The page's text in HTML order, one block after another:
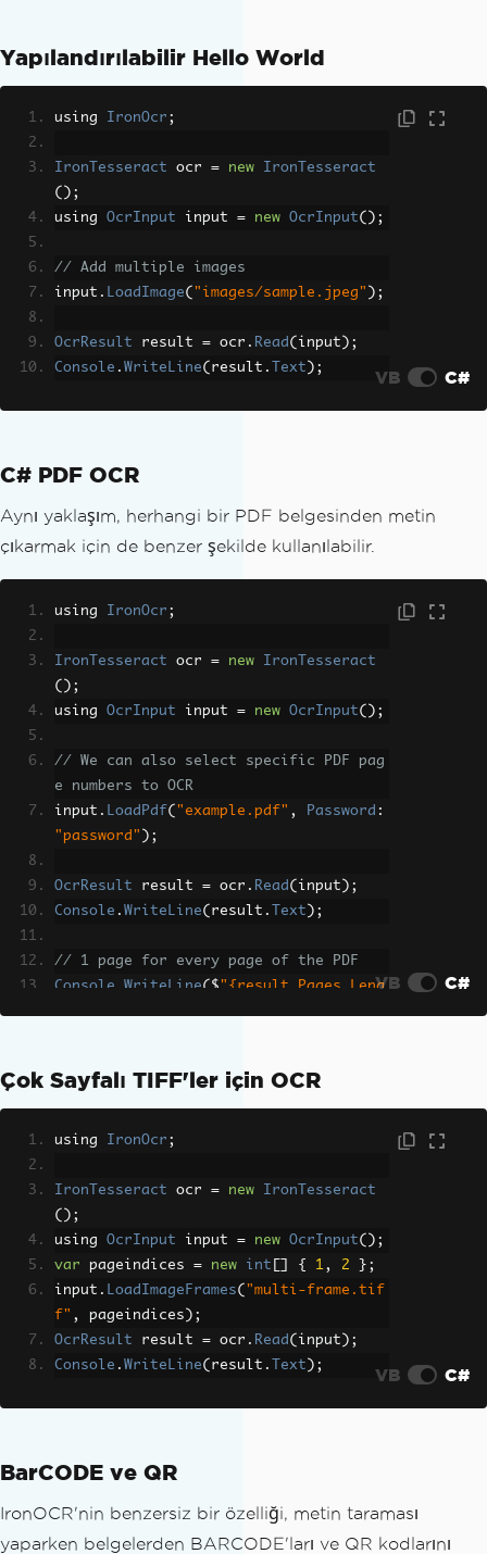
Yapılandırılabilir Hello World
using IronOcr ;
IronTesseract ocr = new
IronTesseract
();
using OcrInput input = new OcrInput();
// Add multiple images
input . LoadImage( "images/sample.jpeg" );
OcrResult result = ocr . Read ( input );
Console . WriteLine( result . Text ); VB C#
C# PDF OCR
Aynı yaklaşım, herhangi bir PDF belgesinden metin
çıkarmak için de benzer şekilde kullanılabilir.
using IronOcr ;
IronTesseract ocr = new
IronTesseract
();
using OcrInput input = new OcrInput();
// We can also select specific PDF pag
e numbers to OCR
input . LoadPdf( "example.pdf" , Password :
"password" );
OcrResult result = ocr . Read ( input );
Console . WriteLine( result . Text );
// 1 page for every page of the PDF
Console
WriteLine( $ "{result.Pages.LengVB C#
Çok Sayfalı TIFF'ler için OCR
using IronOcr ;
IronTesseract ocr = new
IronTesseract
();
using OcrInput input = new OcrInput();
var pageindices = new int { 1, 2
};
input . LoadImageFrames( "multi-frame.tif
f" , pageindices );
OcrResult result = ocr . Read ( input );
Console . WriteLine( result . Text ); VB C#
BarCODE ve QR
IronOCR'nin benzersiz bir özelliği, metin taraması
yaparken belgelerden BARCODE'ları ve QR kodlarını